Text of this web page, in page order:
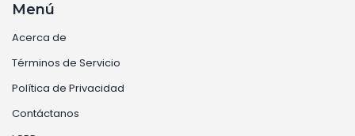
Menú
Acerca de
Términos de Servicio
Política de Privacidad
Contáctanos